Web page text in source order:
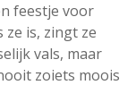
feestje voor
ze is, zingt ze
vals, maar
zoiets moois